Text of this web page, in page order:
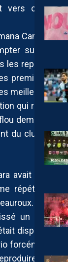
vers cette
Camara
sur un
repères
premières
meilleures
qui reste
demeure
du club et
avait déjà
répétition
Une
un goût
disputée
forcément
ici